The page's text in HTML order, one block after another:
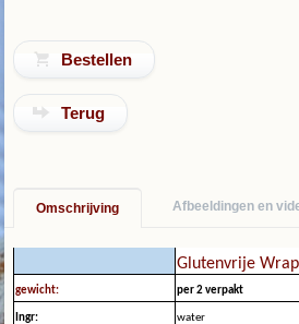
Terug
Omschrijving Afbeeldingen en
Glutenvrije
gewicht: per 2 verpakt
Ingr: water